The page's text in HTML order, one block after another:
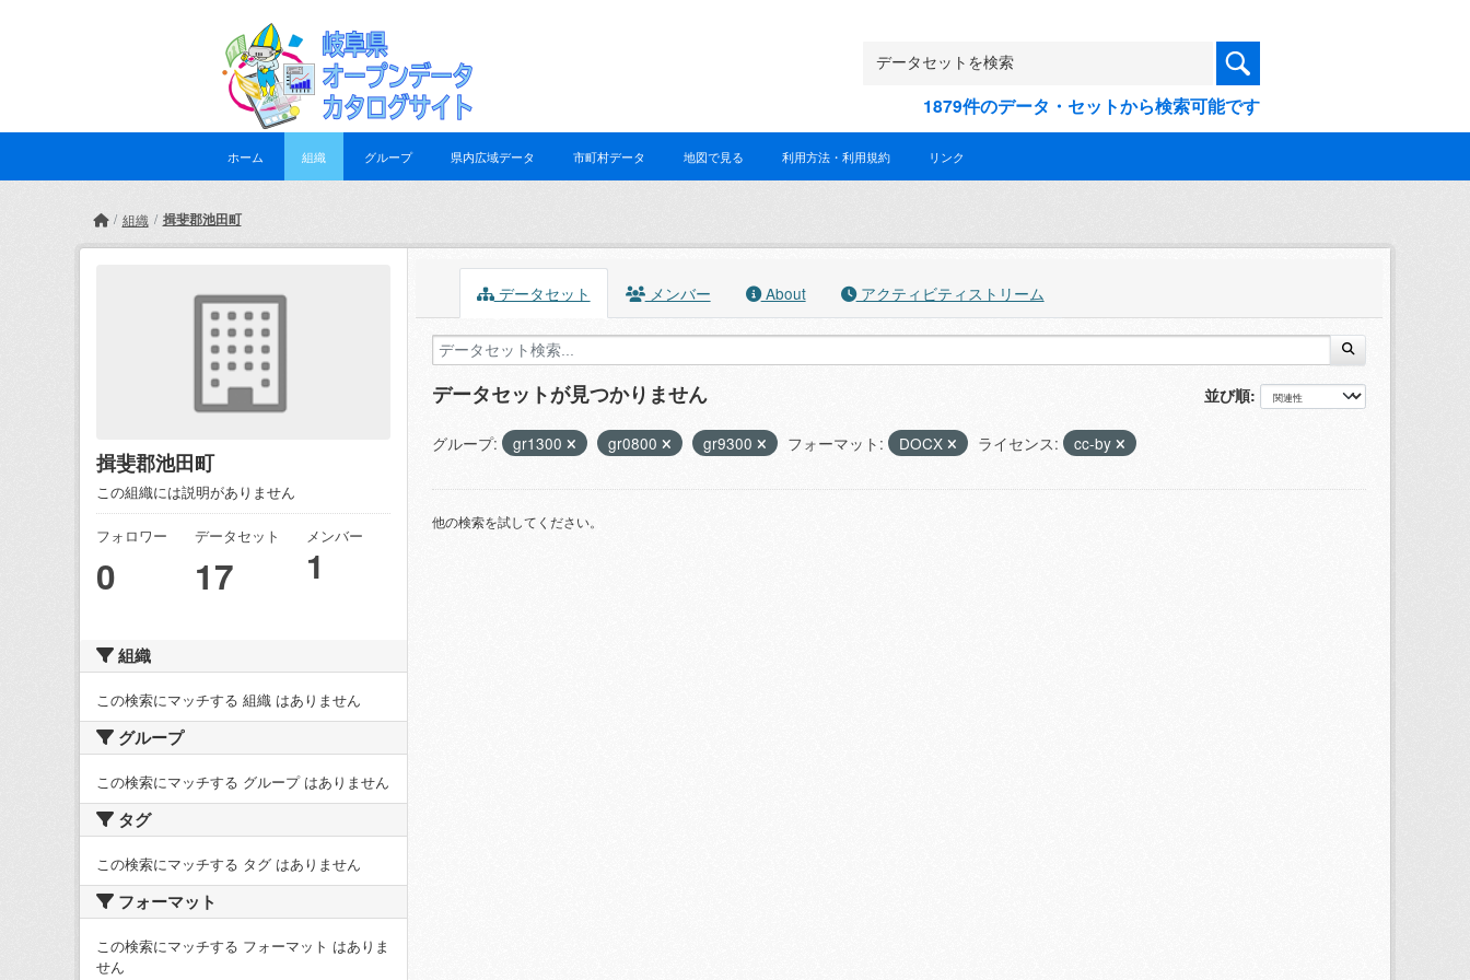
1879件のデータ・セットから検索可能です
ホーム 組織 グループ 県内広域データ 市町村データ 地図で見る 利用方法・利用規約 リンク
組織 揖斐郡池田町
揖斐郡池田町
この組織には説明がありません
フォロワー
0
データセット
17
メンバー
1
組織
この検索にマッチする 組織 はありません
グループ
この検索にマッチする グループ はありません
タグ
この検索にマッチする タグ はありません
フォーマット
この検索にマッチする フォーマット はありま
せん
データセット メンバー About アクティビティストリーム
並び順
データセットが見つかりません
グループ: gr1300 gr0800 gr9300 フォーマット: DOCX ライセンス: cc-by
他の検索を試してください。